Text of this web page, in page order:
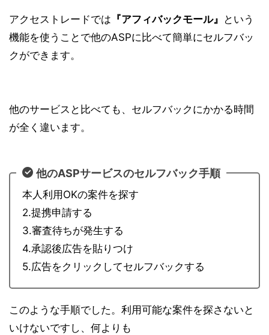
アクセストレードでは 『アフィバックモール』 という
機能を使うことで他のASPに比べて簡単にセルフバッ
クができます。
他のサービスと比べても、セルフバックにかかる時間
が全く違います。
他のASPサービスのセルフバック手順
本人利用OKの案件を探す
2.提携申請する
3.審査待ちが発生する
4.承認後広告を貼りつけ
5.広告をクリックしてセルフバックする
このような手順でした。利用可能な案件を探さないと
いけないですし、何よりも